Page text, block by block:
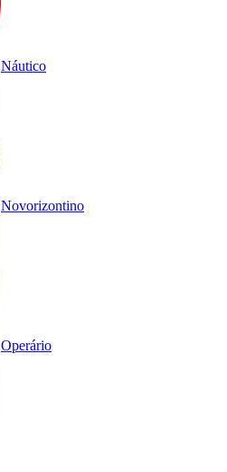
Náutico
Novorizontino
Operário